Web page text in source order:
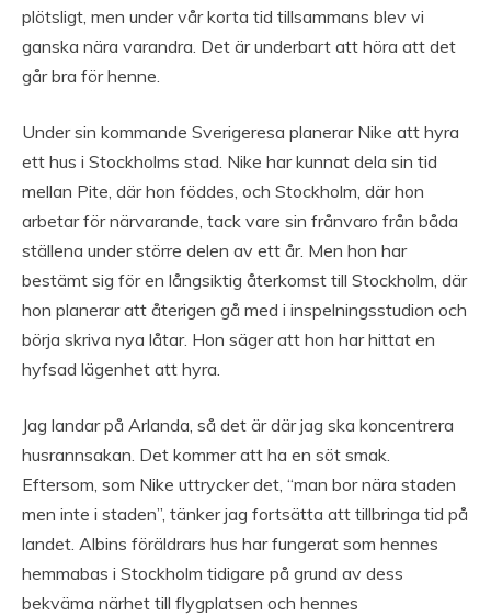
plötsligt, men under vår korta tid tillsammans blev vi
ganska nära varandra. Det är underbart att höra att det
går bra för henne.
Under sin kommande Sverigeresa planerar Nike att hyra
ett hus i Stockholms stad. Nike har kunnat dela sin tid
mellan Pite, där hon föddes, och Stockholm, där hon
arbetar för närvarande, tack vare sin frånvaro från båda
ställena under större delen av ett år. Men hon har
bestämt sig för en långsiktig återkomst till Stockholm, där
hon planerar att återigen gå med i inspelningsstudion och
börja skriva nya låtar. Hon säger att hon har hittat en
hyfsad lägenhet att hyra.
Jag landar på Arlanda, så det är där jag ska koncentrera
husrannsakan. Det kommer att ha en söt smak.
Eftersom, som Nike uttrycker det, “man bor nära staden
men inte i staden”, tänker jag fortsätta att tillbringa tid på
landet. Albins föräldrars hus har fungerat som hennes
hemmabas i Stockholm tidigare på grund av dess
bekväma närhet till flygplatsen och hennes